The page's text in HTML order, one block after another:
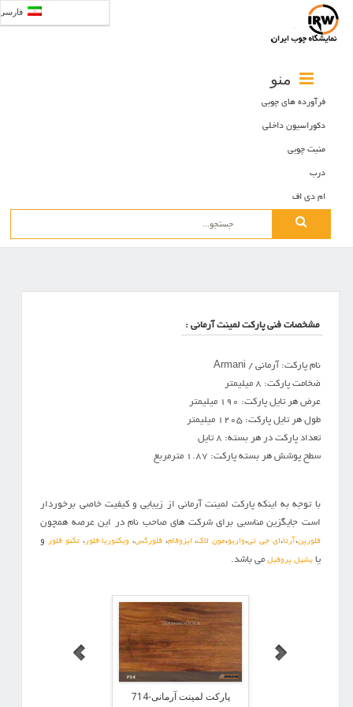
منو
فرآورده های چوبی
دکوراسیون داخلی
منبت چوبی
درب
ام دی اف
Search
مشخصات فنی پارکت لمینت آرمانی :
نام پارکت: آرمانی / Armani
ضخامت پارکت: 8 میلیمتر
عرض هر تایل پارکت: 190 میلیمتر
طول هر تایل پارکت: 1205 میلیمتر
تعداد پارکت در هر بسته: 8 تایل
سطح پوشش هر بسته پارکت: 1.87 مترمربع
با توجه به اینکه پارکت لمینت آرمانی از زیبایی و کیفیت خاصی برخوردار
است جایگزین مناسبی برای شرکت های صاحب نام در این عرصه همچون
فلورپن،آرتا،ای جی تی،واریو،مون لاک، ایزوفام، فلورکس، ویکتوریا فلور،تکنو فلور
و
یایشیل پروفیل می باشد.
پارکت لمینت آرمانی-714